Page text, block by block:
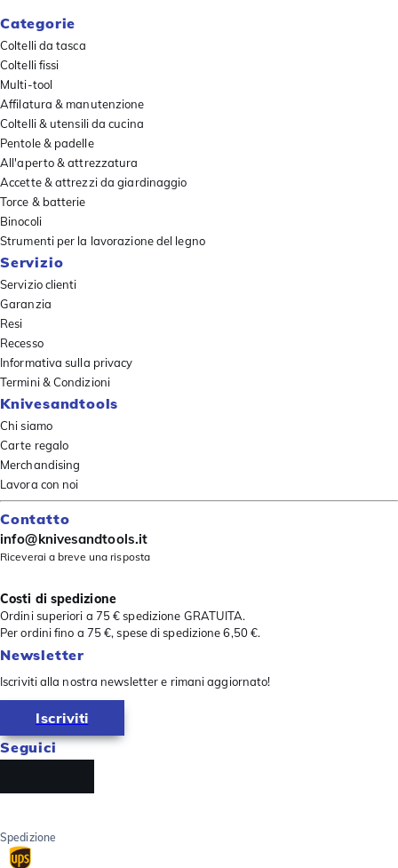
Categorie
Coltelli da tasca
Coltelli fissi
Multi-tool
Affilatura & manutenzione
Coltelli & utensili da cucina
Pentole & padelle
All'aperto & attrezzatura
Accette & attrezzi da giardinaggio
Torce & batterie
Binocoli
Strumenti per la lavorazione del legno
Servizio
Servizio clienti
Garanzia
Resi
Recesso
Informativa sulla privacy
Termini & Condizioni
Knivesandtools
Chi siamo
Carte regalo
Merchandising
Lavora con noi
Contatto
info@knivesandtools.it
Riceverai a breve una risposta
Costi di spedizione
Ordini superiori a 75 € spedizione GRATUITA.
Per ordini fino a 75 €, spese di spedizione 6,50 €.
Newsletter
Iscriviti alla nostra newsletter e rimani aggiornato!
Iscriviti
Seguici
Spedizione